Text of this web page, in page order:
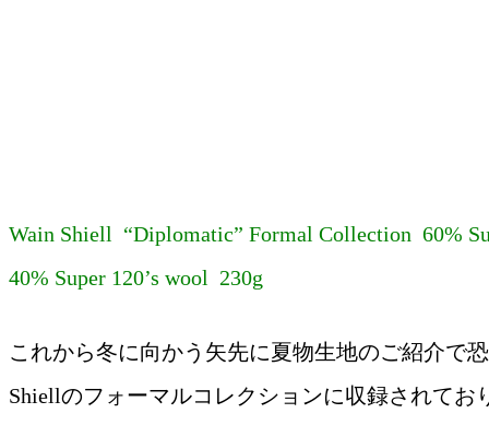
Wain Shiell “Diplomatic” Formal Collection 60%
40% Super 120’s wool 230g
これから冬に向かう矢先に夏物生地のご紹介で
Shiellのフォーマルコレクションに収録されてお